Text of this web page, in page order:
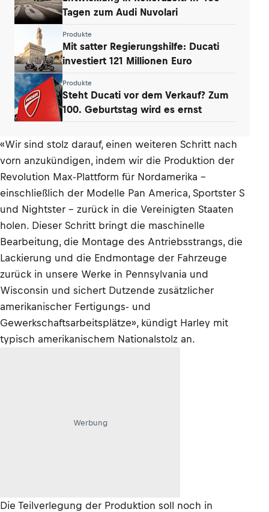
Tagen zum Audi Nuvolari
Produkte
Mit satter Regierungshilfe: Ducati
investiert 121 Millionen Euro
Produkte
Steht Ducati vor dem Verkauf? Zum
100. Geburtstag wird es ernst
«Wir sind stolz darauf, einen weiteren Schritt nach
vorn anzukündigen, indem wir die Produktion der
Revolution Max-Plattform für Nordamerika –
einschließlich der Modelle Pan America, Sportster S
und Nightster – zurück in die Vereinigten Staaten
holen. Dieser Schritt bringt die maschinelle
Bearbeitung, die Montage des Antriebsstrangs, die
Lackierung und die Endmontage der Fahrzeuge
zurück in unsere Werke in Pennsylvania und
Wisconsin und sichert Dutzende zusätzlicher
amerikanischer Fertigungs- und
Gewerkschaftsarbeitsplätze», kündigt Harley mit
typisch amerikanischem Nationalstolz an.
Werbung
Die Teilverlegung der Produktion soll noch in